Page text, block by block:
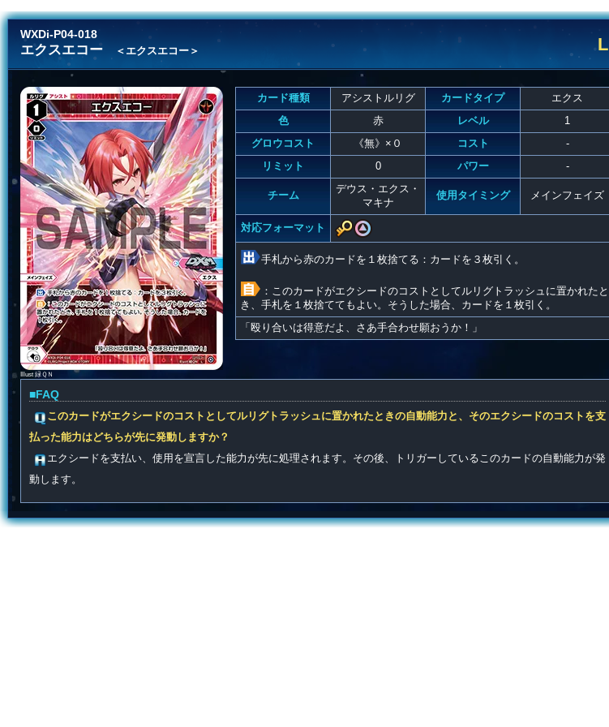
WXDi-P04-018
エクスエコー ＜エクスエコー＞ L
Illust 緑ＱＮ
カード種類 アシストルリグ カードタイプ
エクス
色
赤 レベル
1
グロウコスト
《無》×０ コスト
-
リミット
0 パワー -
チーム
デウス・エクス・
マキナ
使用タイミング メインフェイズ
対応フォーマット
手札から赤のカードを１枚捨てる：カードを３枚引く。
：このカードがエクシードのコストとしてルリグトラッシュに置かれたと
き、手札を１枚捨ててもよい。そうした場合、カードを１枚引く。
「殴り合いは得意だよ、さあ手合わせ願おうか！」
■FAQ
このカードがエクシードのコストとしてルリグトラッシュに置かれたときの自動能力と、そのエクシードのコストを支
払った能力はどちらが先に発動しますか？
エクシードを支払い、使用を宣言した能力が先に処理されます。その後、トリガーしているこのカードの自動能力が発
動します。